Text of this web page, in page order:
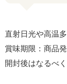
直射日光や高温
賞味期限：商品
開封後はなるべ